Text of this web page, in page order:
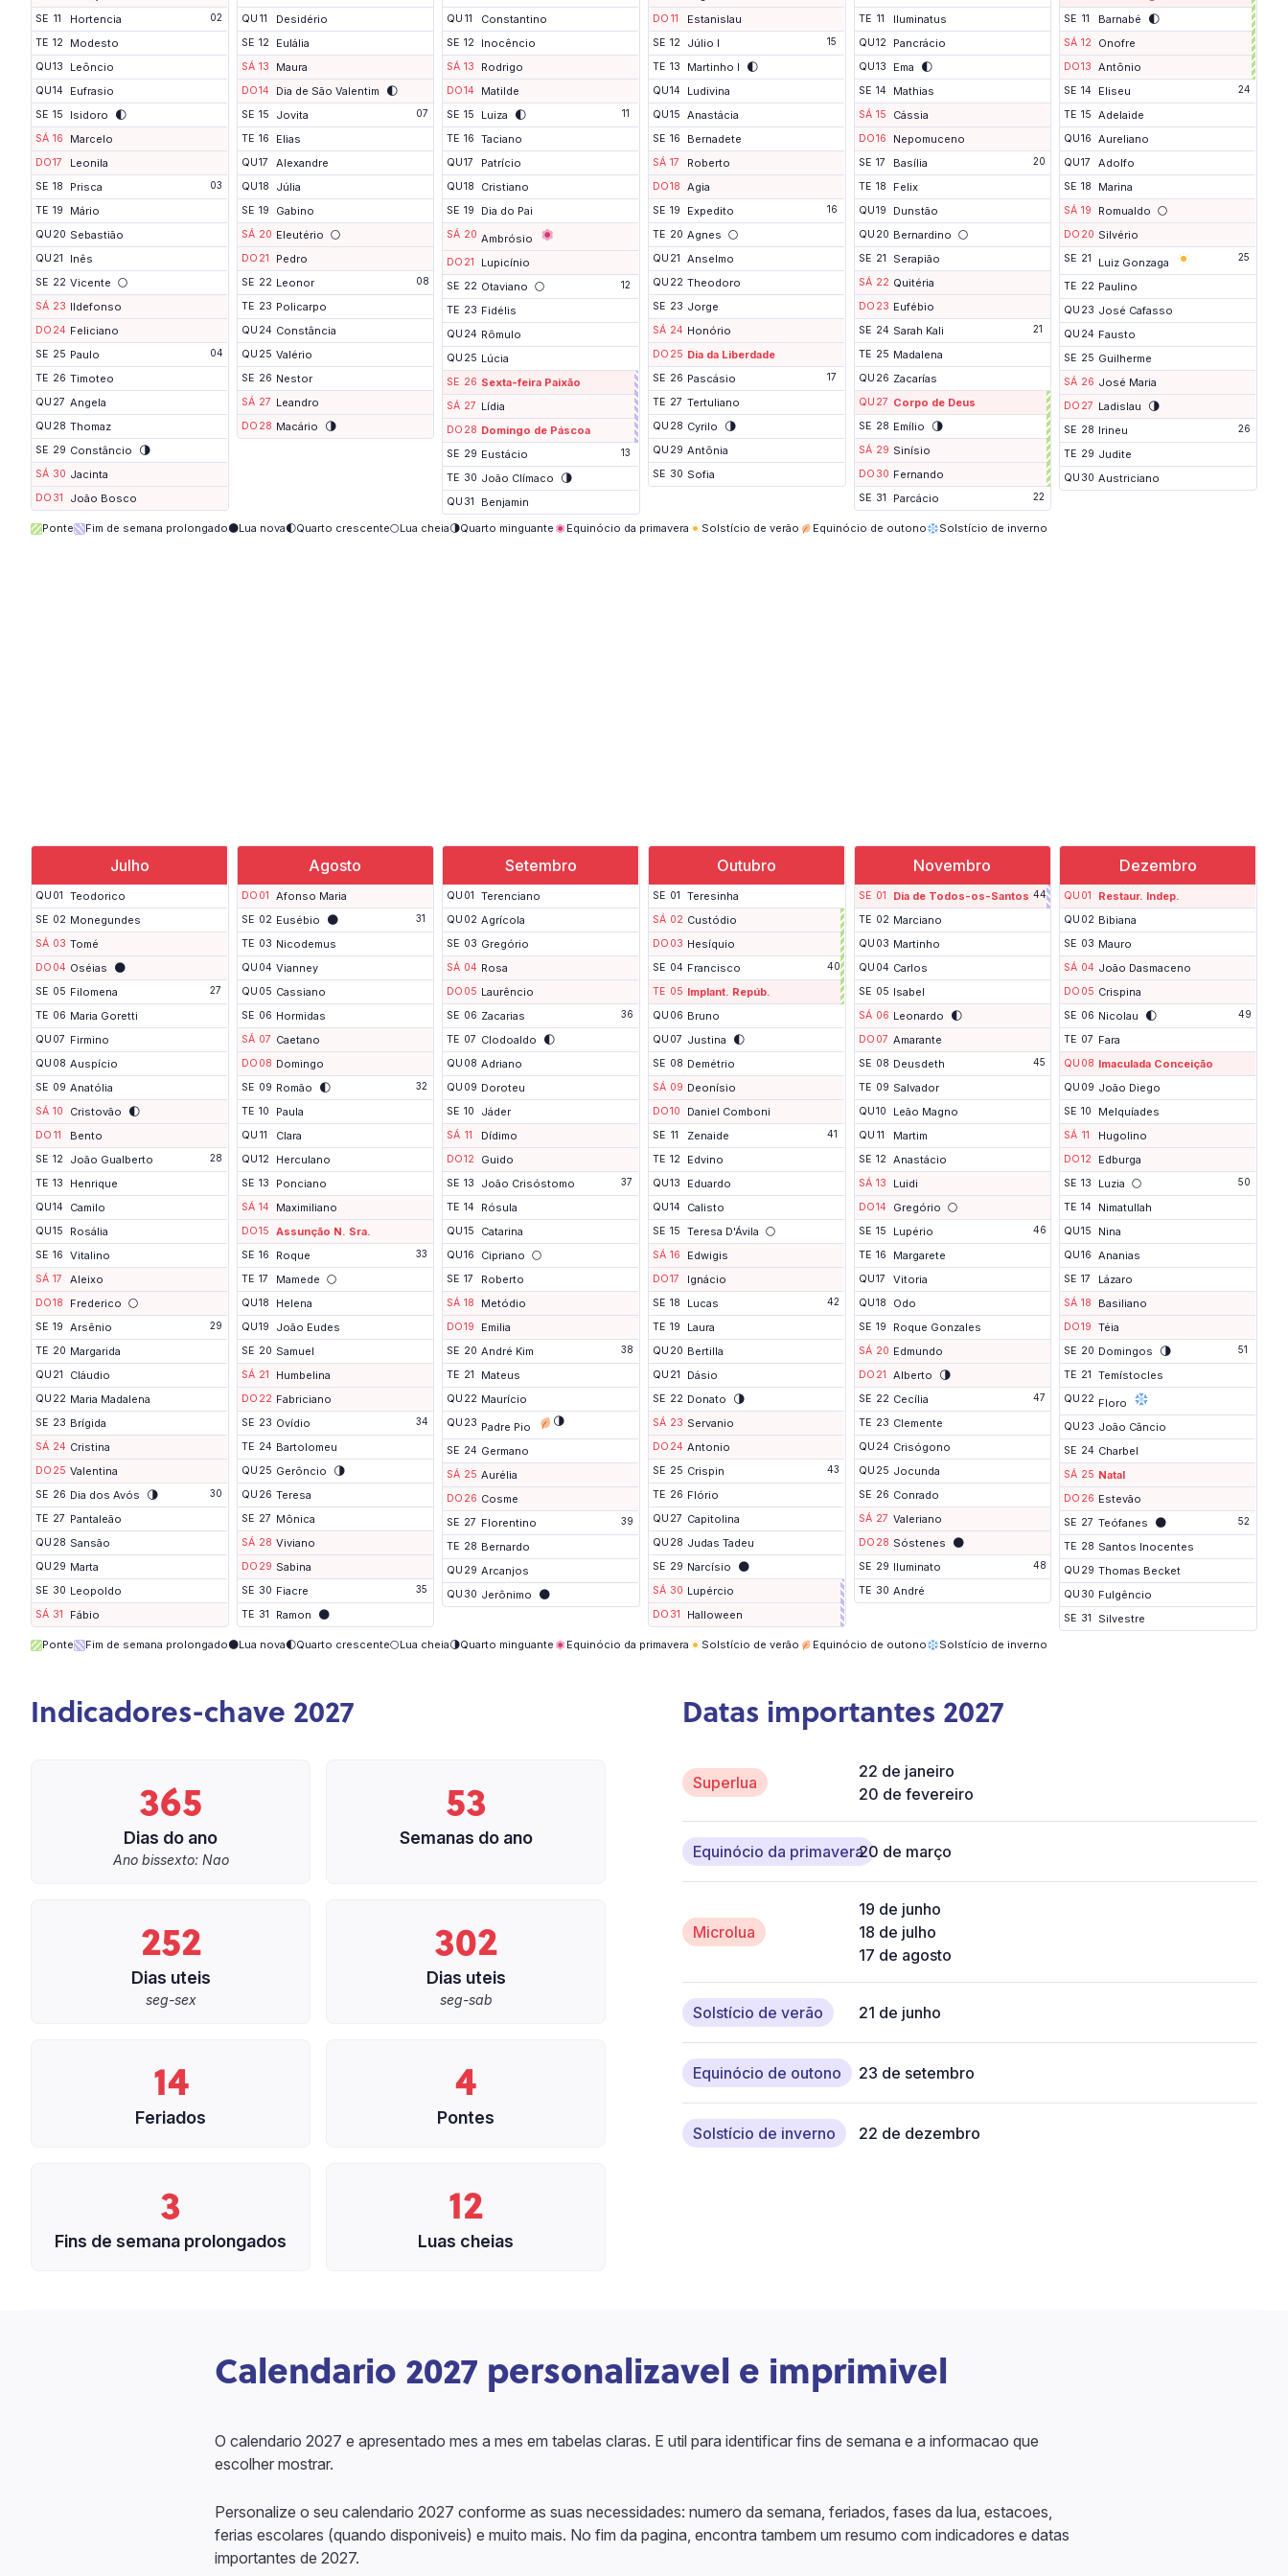
n
a
SE 11 Hortencia 02
TE 12 Modesto
QU13 Leôncio
QU14 Eufrasio
SE 15 Isidoro 🌓
SÁ 16 Marcelo
DO17 Leonila
SE 18 Prisca 03
TE 19 Mário
QU 20 Sebastião
QU 21 Inês
SE 22 Vicente 🌕
SÁ 23 Ildefonso
DO 24 Feliciano
SE 25 Paulo 04
TE 26 Timoteo
QU 27 Angela
QU 28 Thomaz
SE 29 Constâncio 🌗
SÁ 30 Jacinta
DO 31 João Bosco
QU 11 Desidério
SE 12 Eulália
SÁ 13 Maura
DO14 Dia de São Valentim 🌓
SE 15 Jovita 07
TE 16 Elias
QU17 Alexandre
QU18 Júlia
SE 19 Gabino
SÁ 20 Eleutério 🌕
DO 21 Pedro
SE 22 Leonor 08
TE 23 Policarpo
QU 24 Constância
QU 25 Valério
SE 26 Nestor
SÁ 27 Leandro
DO 28 Macário 🌗
QU 11 Constantino
SE 12 Inocêncio
SÁ 13 Rodrigo
DO14 Matilde
SE 15 Luiza 🌓 11
TE 16 Taciano
QU17 Patrício
QU18 Cristiano
SE 19 Dia do Pai
SÁ 20 Ambrósio
DO 21 Lupicínio
SE 22 Otaviano 🌕 12
TE 23 Fidélis
QU 24 Rômulo
QU 25 Lúcia
SE 26 Sexta-feira Paixão
F
i
m
d
e
e
a
p
SÁ 27 Lídia
DO 28 Domingo de Páscoa
SE 29 Eustácio 13
TE 30 João Clímaco 🌗
QU 31 Benjamin
DO 11 Estanislau
SE 12 Júlio I 15
TE 13 Martinho I 🌓
QU14 Ludivina
QU15 Anastácia
SE 16 Bernadete
SÁ 17 Roberto
DO18 Agia
SE 19 Expedito 16
TE 20 Agnes 🌕
QU 21 Anselmo
QU 22 Theodoro
SE 23 Jorge
SÁ 24 Honório
DO 25 Dia da Liberdade
SE 26 Pascásio 17
TE 27 Tertuliano
QU 28 Cyrilo 🌗
QU 29 Antônia
SE 30 Sofia
TE 11 Iluminatus
QU12 Pancrácio
QU13 Ema 🌓
SE 14 Mathias
SÁ 15 Cássia
DO16 Nepomuceno
SE 17 Basília 20
TE 18 Felix
QU19 Dunstão
QU 20 Bernardino 🌕
SE 21 Serapião
SÁ 22 Quitéria
DO 23 Eufébio
SE 24 Sarah Kali 21
TE 25 Madalena
QU 26 Zacarías
QU 27 Corpo de Deus
SE 28 Emílio 🌗
P
o
n
t
e
SÁ 29 Sinísio
DO 30 Fernando
SE 31 Parcácio 22
SE 11 Barnabé 🌓
P
o
n
t
e
SÁ 12 Onofre
DO13 Antônio
SE 14 Eliseu 24
TE 15 Adelaide
QU16 Aureliano
QU17 Adolfo
SE 18 Marina
SÁ 19 Romualdo 🌕
DO 20 Silvério
SE 21 Luiz Gonzaga 25
TE 22 Paulino
QU 23 José Cafasso
QU 24 Fausto
SE 25 Guilherme
SÁ 26 José Maria
DO 27 Ladislau 🌗
SE 28 Irineu 26
TE 29 Judite
QU 30 Austriciano
Ponte Fim de semana prolongado🌑Lua nova🌓Quarto crescente🌕Lua cheia🌗Quarto minguante Equinócio da primavera Solstício de verão Equinócio de outono Solstício de inverno
Julho
QU 01 Teodorico
SE 02 Monegundes
SÁ 03 Tomé
DO 04 Oséias 🌑
SE 05 Filomena 27
TE 06 Maria Goretti
QU 07 Firmino
QU 08 Auspício
SE 09 Anatólia
SÁ 10 Cristovão 🌓
DO 11 Bento
SE 12 João Gualberto 28
TE 13 Henrique
QU14 Camilo
QU15 Rosália
SE 16 Vitalino
SÁ 17 Aleixo
DO18 Frederico 🌕
SE 19 Arsênio 29
TE 20 Margarida
QU 21 Cláudio
QU 22 Maria Madalena
SE 23 Brígida
SÁ 24 Cristina
DO 25 Valentina
SE 26 Dia dos Avós 🌗 30
TE 27 Pantaleão
QU 28 Sansão
QU 29 Marta
SE 30 Leopoldo
SÁ 31 Fábio
Agosto
DO 01 Afonso Maria
SE 02 Eusébio 🌑 31
TE 03 Nicodemus
QU 04 Vianney
QU 05 Cassiano
SE 06 Hormidas
SÁ 07 Caetano
DO 08 Domingo
SE 09 Romão 🌓 32
TE 10 Paula
QU 11 Clara
QU12 Herculano
SE 13 Ponciano
SÁ 14 Maximiliano
DO15 Assunção N. Sra.
SE 16 Roque 33
TE 17 Mamede 🌕
QU18 Helena
QU19 João Eudes
SE 20 Samuel
SÁ 21 Humbelina
DO 22 Fabriciano
SE 23 Ovídio 34
TE 24 Bartolomeu
QU 25 Gerôncio 🌗
QU 26 Teresa
SE 27 Mônica
SÁ 28 Viviano
DO 29 Sabina
SE 30 Fiacre 35
TE 31 Ramon 🌑
Setembro
QU 01 Terenciano
QU 02 Agrícola
SE 03 Gregório
SÁ 04 Rosa
DO 05 Laurêncio
SE 06 Zacarias 36
TE 07 Clodoaldo 🌓
QU 08 Adriano
QU 09 Doroteu
SE 10 Jáder
SÁ 11 Dídimo
DO12 Guido
SE 13 João Crisóstomo 37
TE 14 Rósula
QU15 Catarina
QU16 Cipriano 🌕
SE 17 Roberto
SÁ 18 Metódio
DO19 Emilia
SE 20 André Kim 38
TE 21 Mateus
QU 22 Maurício
QU 23 Padre Pio 🌗
SE 24 Germano
SÁ 25 Aurélia
DO 26 Cosme
SE 27 Florentino 39
TE 28 Bernardo
QU 29 Arcanjos
QU 30 Jerônimo 🌑
Outubro
SE 01 Teresinha
SÁ 02 Custódio
DO 03 Hesíquio
SE 04 Francisco 40P
o
n
t
TE 05 Implant. Repúb.
QU 06 Bruno
QU 07 Justina 🌓
SE 08 Demétrio
SÁ 09 Deonísio
DO10 Daniel Comboni
SE 11 Zenaide 41
TE 12 Edvino
QU13 Eduardo
QU14 Calisto
SE 15 Teresa D'Ávila 🌕
SÁ 16 Edwigis
DO17 Ignácio
SE 18 Lucas 42
TE 19 Laura
QU 20 Bertilla
QU 21 Dásio
SE 22 Donato 🌗
SÁ 23 Servanio
DO 24 Antonio
SE 25 Crispin 43
TE 26 Flório
QU 27 Capitolina
QU 28 Judas Tadeu
SE 29 Narcísio 🌑
SÁ 30 Lupércio
DO 31 Halloween
Novembro
SE 01 Dia de Todos-os-Santos 44F
i
d
e
a
p
o
n
a
TE 02 Marciano
QU 03 Martinho
QU 04 Carlos
SE 05 Isabel
SÁ 06 Leonardo 🌓
DO 07 Amarante
SE 08 Deusdeth 45
TE 09 Salvador
QU10 Leão Magno
QU 11 Martim
SE 12 Anastácio
SÁ 13 Luidi
DO14 Gregório 🌕
SE 15 Lupério 46
TE 16 Margarete
QU17 Vitoria
QU18 Odo
SE 19 Roque Gonzales
SÁ 20 Edmundo
DO 21 Alberto 🌗
SE 22 Cecília 47
TE 23 Clemente
QU 24 Crisógono
QU 25 Jocunda
SE 26 Conrado
SÁ 27 Valeriano
DO 28 Sóstenes 🌑
SE 29 Iluminato 48
TE 30 André
Dezembro
QU 01 Restaur. Indep.
QU 02 Bibiana
SE 03 Mauro
SÁ 04 João Dasmaceno
DO 05 Crispina
SE 06 Nicolau 🌓 49
TE 07 Fara
QU 08 Imaculada Conceição
QU 09 João Diego
SE 10 Melquíades
SÁ 11 Hugolino
DO12 Edburga
SE 13 Luzia 🌕 50
TE 14 Nimatullah
QU15 Nina
QU16 Ananias
SE 17 Lázaro
SÁ 18 Basiliano
DO19 Téia
SE 20 Domingos 🌗 51
TE 21 Temístocles
QU 22 Floro
QU 23 João Câncio
SE 24 Charbel
SÁ 25 Natal
DO 26 Estevão
SE 27 Teófanes 🌑 52
TE 28 Santos Inocentes
QU 29 Thomas Becket
QU 30 Fulgêncio
SE 31
Silvestre
Ponte
Fim de semana prolongado🌑Lua nova🌓Quarto crescente🌕Lua cheia🌗Quarto minguante Equinócio da primavera Solstício de verão Equinócio de outono Solstício de inverno
Indicadores-chave 2027
365
Dias do ano
Ano bissexto: Nao
53
Semanas do ano
252
Dias uteis
seg-sex
302
Dias uteis
seg-sab
14
Feriados
4
Pontes
3
Fins de semana prolongados
12
Luas cheias
Datas importantes 2027
Superlua
22 de janeiro
20 de fevereiro
Equinócio da primavera20 de março
Microlua
19 de junho
18 de julho
17 de agosto
Solstício de verão 21 de junho
Equinócio de outono 23 de setembro
Solstício de inverno 22 de dezembro
Calendario 2027 personalizavel e imprimivel
O calendario 2027 e apresentado mes a mes em tabelas claras. E util para identificar fins de semana e a informacao que
escolher mostrar.
Personalize o seu calendario 2027 conforme as suas necessidades: numero da semana, feriados, fases da lua, estacoes,
ferias escolares (quando disponiveis) e muito mais. No fim da pagina, encontra tambem um resumo com indicadores e datas
importantes de 2027.